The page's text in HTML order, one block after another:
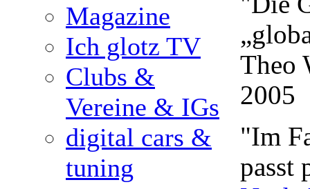
Magazine
Ich glotz TV
Clubs &
Vereine & IGs
digital cars &
tuning
Theo
2005
"Im
passt